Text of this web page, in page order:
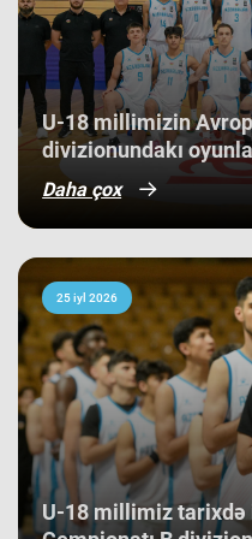
U-18 millimizin
divizionundakı
Daha çox
25 iyl 2026
U-18 millimiz tarixdə